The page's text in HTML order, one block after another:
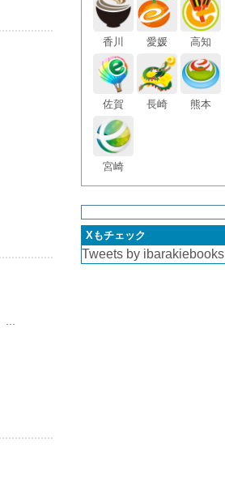
香川 愛媛 高知
佐賀 長崎 熊本
宮崎
Xもチェック
Tweets by ibarakiebooks